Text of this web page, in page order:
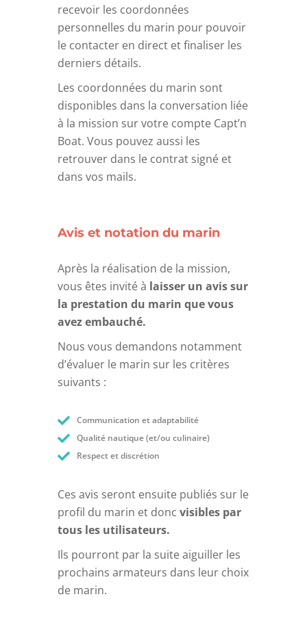
recevoir les coordonnées
personnelles du marin pour pouvoir
le contacter en direct et finaliser les
derniers détails.
Les coordonnées du marin sont
disponibles dans la conversation liée
à la mission sur votre compte Capt’n
Boat. Vous pouvez aussi les
retrouver dans le contrat signé et
dans vos mails.
Avis et notation du marin
Après la réalisation de la mission,
vous êtes invité à laisser un avis sur
la prestation du marin que vous
avez embauché.
Nous vous demandons notamment
d’évaluer le marin sur les critères
suivants :
Communication et adaptabilité
Qualité nautique (et/ou culinaire)
Respect et discrétion
Ces avis seront ensuite publiés sur le
profil du marin et donc visibles par
tous les utilisateurs.
Ils pourront par la suite aiguiller les
prochains armateurs dans leur choix
de marin.